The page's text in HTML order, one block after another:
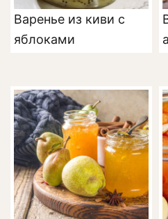
Варенье из киви с
яблоками